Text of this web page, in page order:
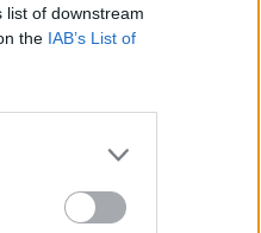
list of downstream
the IAB’s List of